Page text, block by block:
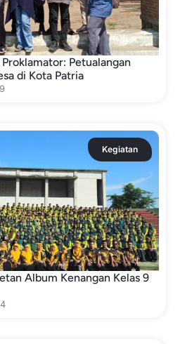
Petualangan
di Kota Patria
Kegiatan
Album Kenangan Kelas 9